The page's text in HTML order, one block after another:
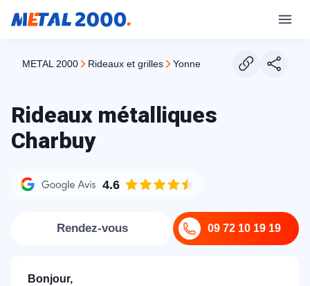
METAL 2000 rideaux et grilles yonne
Rideaux métalliques
Charbuy
4.6
09 72 10 19 19
Rendez-vous
Bonjour,